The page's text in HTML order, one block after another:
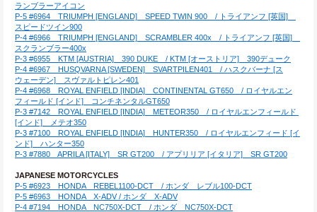
ランブラーアイコン
P-5 #6964　TRIUMPH [ENGLAND]　SPEED TWIN 900　/ トライアンフ [英国]
スピードツイン900
P-4 #6966　TRIUMPH [ENGLAND]　SCRAMBLER 400x　/ トライアンフ [英国]
スクランブラー400x
P-3 #6955　KTM [AUSTRIA]　390 DUKE　/ KTM [オーストリア]　390デューク
P-4 #6967　HUSQVARNA [SWEDEN]　SVARTPILEN401　/ ハスクバーナ [ス
ウェーデン]　スヴァルトピレン401
P-4 #6968　ROYAL ENFIELD [INDIA]　CONTINENTAL GT650　/ ロイヤルエン
フィールド [インド]　コンチネンタルGT650
P-3 #7142　ROYAL ENFIELD [INDIA]　METEOR350　/ ロイヤルエンフィールド
[インド]　メテオ350
P-3 #7100　ROYAL ENFIELD [INDIA]　HUNTER350　/ ロイヤルエンフィード [イ
ンド]　ハンター350
P-3 #7880　APRILA [ITALY]　SR GT200　/ アプリリア [イタリア]　SR GT200
JAPANESE MOTORCYCLES
P-5 #6923　HONDA　REBEL1100-DCT　/ ホンダ　レブル100-DCT
P-5 #6963　HONDA　X-ADV / ホンダ　X-ADV
P-4 #7194　HONDA　NC750X-DCT　/ ホンダ　NC750X-DCT